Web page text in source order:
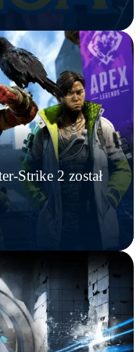
Strike 2 został